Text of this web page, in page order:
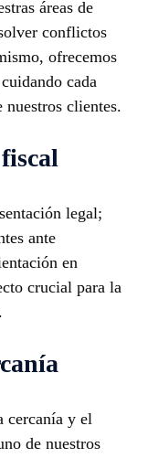
áreas de
conflictos
ofrecemos
cada
nuestros clientes.
legal;
ante
en
crucial para la
cercanía y el
de nuestros